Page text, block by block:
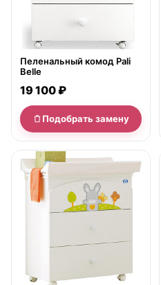
Пеленальный комод Pali
Belle
19 100 ₽
Подобрать замену
нет в продаже